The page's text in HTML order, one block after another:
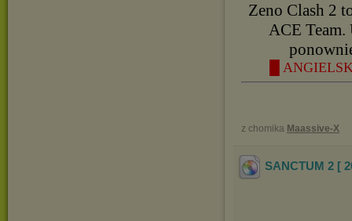
Zeno Clash 2
ACE Team.
█
z chomika Maassive-X
SANCTUM 2 [